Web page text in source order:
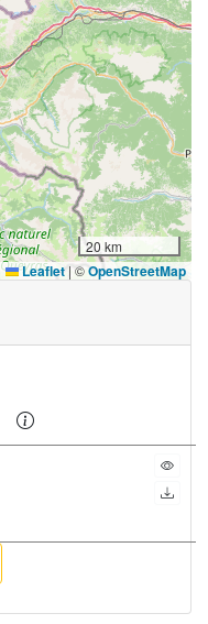
20 km
Leaflet |©OpenStreetMap